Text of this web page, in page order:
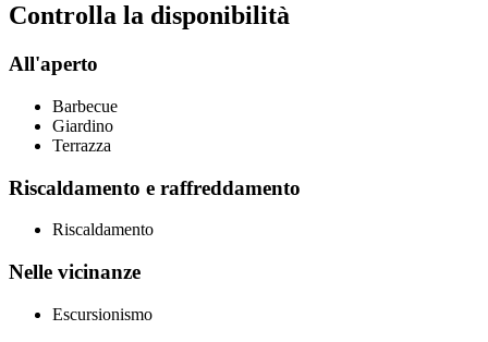
Controlla la disponibilità
All'aperto
Barbecue
Giardino
Terrazza
Riscaldamento e raffreddamento
Riscaldamento
Nelle vicinanze
Escursionismo